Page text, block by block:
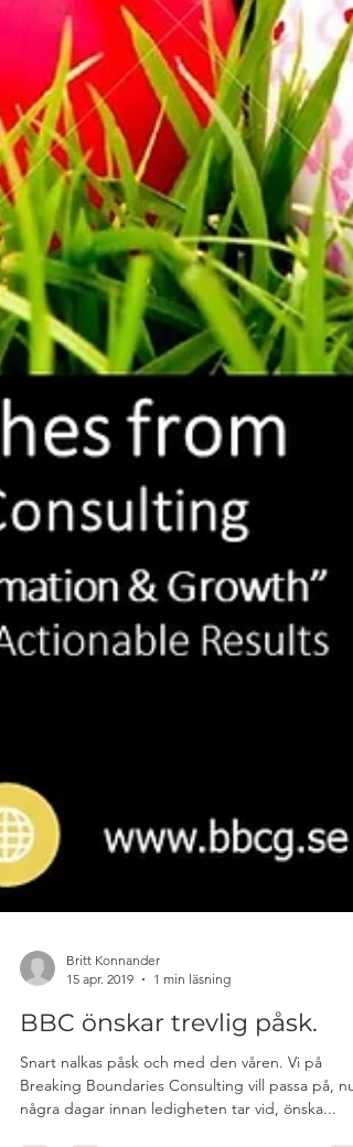
15 apr. 2019
1 min läsning
BBC önskar trevlig påsk.
Snart nalkas påsk och med den våren. Vi på
Breaking Boundaries Consulting vill passa på, nu